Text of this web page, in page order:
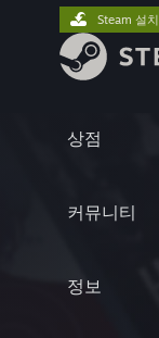
상점
커뮤니티
정보
Steam 설치